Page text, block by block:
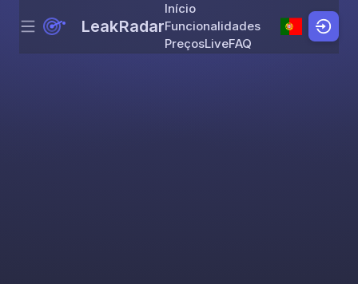
Skip to content
Menu LeakRadar
Início
Funcionalidades
PreçosLiveFAQ